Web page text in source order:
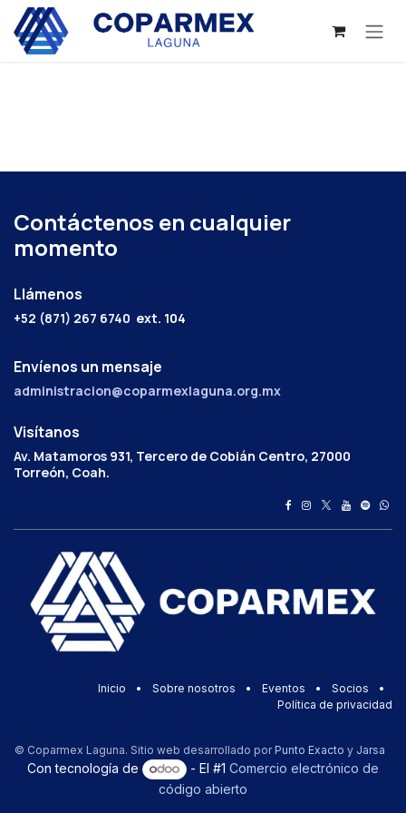
Ir al contenido
Contáctenos en cualquier
momento
Llámenos
+52 (871) 267 6740 ext. 104
Envíenos un mensaje
administracion@coparmexlaguna.org.mx
Visítanos
Av. Matamoros 931, Tercero de Cobián Centro, 27000
Torreón, Coah.
Inicio • Sobre nosotros • Eventos • Socios
•
Política de privacidad
© Coparmex Laguna. Sitio web desarrollado por Punto Exacto y Jarsa
Con tecnología de - El #1 Comercio electrónico de
código abierto